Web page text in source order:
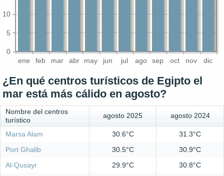
ene feb mar abr may jun jul ago sep oct nov dic
0
5
10
¿En qué centros turísticos de Egipto el
mar está más cálido en agosto?
Nombre del centros
turístico
agosto 2025 agosto 2024
Marsa Alam 30.6°C
31.3°C
Port Ghalib
30.5°C
30.9°C
Al-Qusayr
29.9°C
30.8°C